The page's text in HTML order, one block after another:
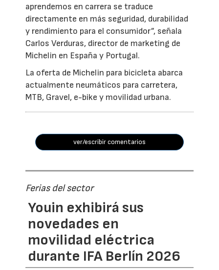
aprendemos en carrera se traduce
directamente en más seguridad, durabilidad
y rendimiento para el consumidor”, señala
Carlos Verduras, director de marketing de
Michelin en España y Portugal.
La oferta de Michelin para bicicleta abarca
actualmente neumáticos para carretera,
MTB, Gravel, e-bike y movilidad urbana.
ver/escribir comentarios
Ferias del sector
Youin exhibirá sus
novedades en
movilidad eléctrica
durante IFA Berlín 2026